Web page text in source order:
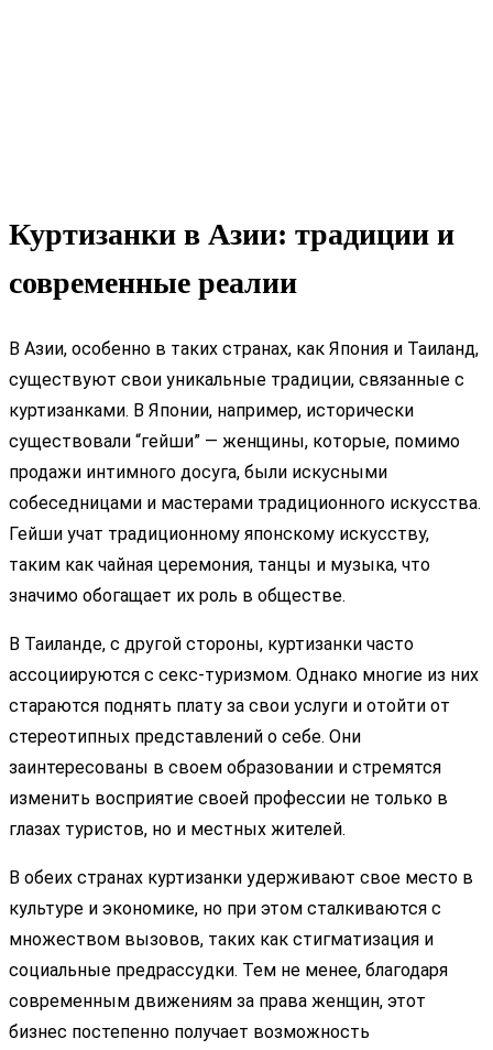
Куртизанки в Азии: традиции и
современные реалии
В Азии, особенно в таких странах, как Япония и Таиланд,
существуют свои уникальные традиции, связанные с
куртизанками. В Японии, например, исторически
существовали “гейши” — женщины, которые, помимо
продажи интимного досуга, были искусными
собеседницами и мастерами традиционного искусства.
Гейши учат традиционному японскому искусству,
таким как чайная церемония, танцы и музыка, что
значимо обогащает их роль в обществе.
В Таиланде, с другой стороны, куртизанки часто
ассоциируются с секс-туризмом. Однако многие из них
стараются поднять плату за свои услуги и отойти от
стереотипных представлений о себе. Они
заинтересованы в своем образовании и стремятся
изменить восприятие своей профессии не только в
глазах туристов, но и местных жителей.
В обеих странах куртизанки удерживают свое место в
культуре и экономике, но при этом сталкиваются с
множеством вызовов, таких как стигматизация и
социальные предрассудки. Тем не менее, благодаря
современным движениям за права женщин, этот
бизнес постепенно получает возможность